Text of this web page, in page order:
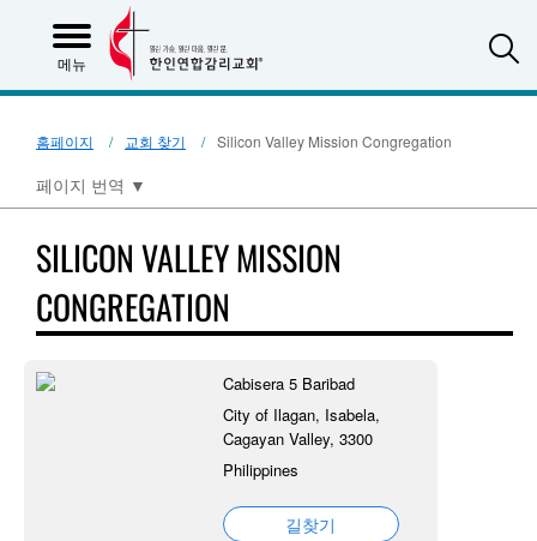
메뉴
홈페이지 교회 찾기 Silicon Valley Mission Congregation
페이지 번역 ▼
SILICON VALLEY MISSION
CONGREGATION
Cabisera 5 Baribad
City of Ilagan, Isabela,
Cagayan Valley, 3300
Philippines
길찾기